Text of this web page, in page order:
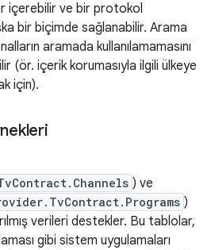
içerebilir ve bir protokol
bir biçimde sağlanabilir. Arama
aramada kullanılamamasını
(ör. içerik korumasıyla ilgili ülkeye
için).
) ve
)
verileri destekler. Bu tablolar,
gibi sistem uygulamaları